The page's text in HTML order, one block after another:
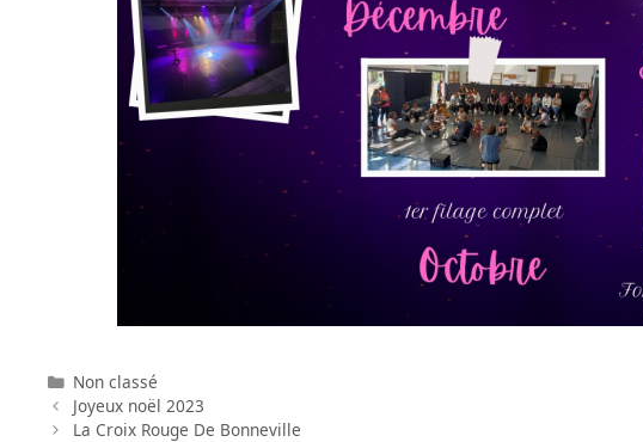
Non classé
Joyeux noël 2023
La Croix Rouge De Bonneville